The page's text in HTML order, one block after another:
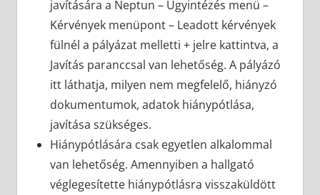
javítására a Neptun – Ügyintézés menü –
Kérvények menüpont – Leadott kérvények
fülnél a pályázat melletti + jelre kattintva, a
Javítás paranccsal van lehetőség. A pályázó
itt láthatja, milyen nem megfelelő, hiányzó
dokumentumok, adatok hiánypótlása,
javítása szükséges.
Hiánypótlására csak egyetlen alkalommal
van lehetőség. Amennyiben a hallgató
véglegesítette hiánypótlásra visszaküldött